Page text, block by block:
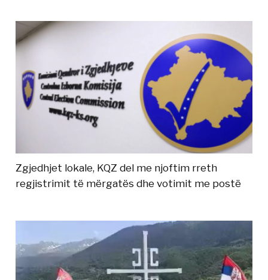
Zgjedhjet lokale, KQZ del me njoftim rreth
regjistrimit të mërgatës dhe votimit me postë